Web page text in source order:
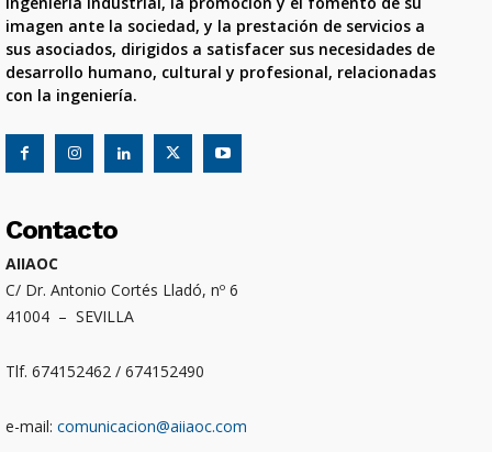
imagen ante la sociedad, y la prestación de servicios a
sus asociados, dirigidos a satisfacer sus necesidades de
desarrollo humano, cultural y profesional, relacionadas
con la ingeniería.
Contacto
AIIAOC
C/ Dr. Antonio Cortés Lladó, nº 6
41004 – SEVILLA
Tlf. 674152462 / 674152490
e-mail: comunicacion@aiiaoc.com